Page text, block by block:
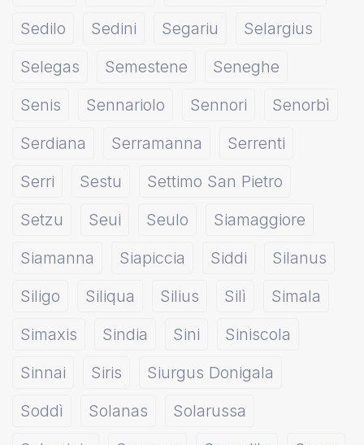
Sedilo Sedini Segariu
Selargius
Selegas
Semestene
Seneghe
Senis
Sennariolo Sennori
Senorbì
Serdiana
Serramanna
Serrenti
Serri
Sestu
Settimo San Pietro
Setzu
Seui Seulo
Siamaggiore
Siamanna
Siapiccia Siddi
Silanus
Siligo
Siliqua Silius Silì
Simala
Simaxis
Sindia Sini
Siniscola
Sinnai
Siris
Siurgus Donigala
Soddì
Solanas
Solarussa